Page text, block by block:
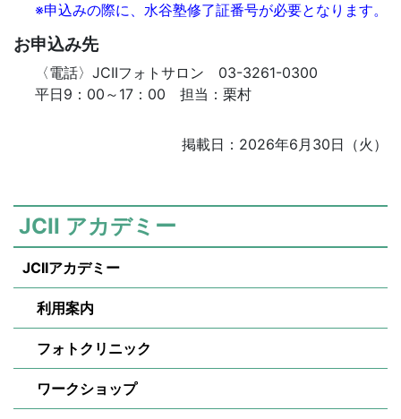
※申込みの際に、水谷塾修了証番号が必要となります。
お申込み先
〈電話〉JCIIフォトサロン 03-3261-0300
平日9：00～17：00 担当：栗村
掲載日：2026年6月30日（火）
JCII アカデミー
JCIIアカデミー
利用案内
フォトクリニック
ワークショップ